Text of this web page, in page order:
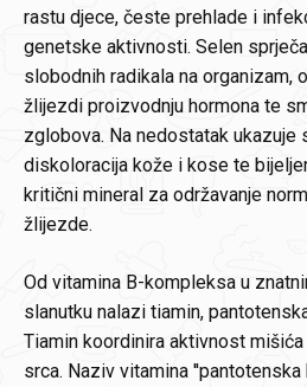
rastu djece, česte prehlade i
genetske aktivnosti. Selen
slobodnih radikala na organizam,
žlijezdi proizvodnju hormona te
zglobova. Na nedostatak ukazuje
diskoloracija kože i kose te
kritični mineral za održavanje
žlijezde.
Od vitamina B-kompleksa u
slanutku nalazi tiamin,
Tiamin koordinira aktivnost
srca. Naziv vitamina